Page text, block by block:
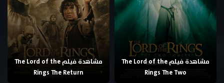
مشاهدة فيلم The Lord of the
Rings The Two
مشاهدة فيلم The Lord of the
Rings The Return